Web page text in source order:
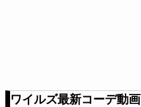
ワイルズ最新コーデ動画